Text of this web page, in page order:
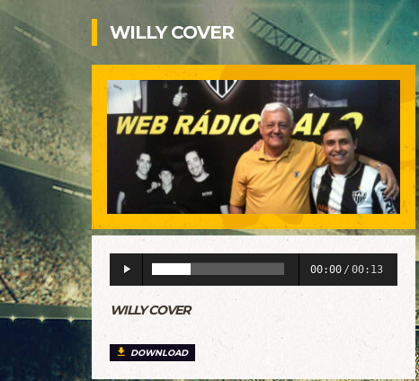
WILLY COVER
00:00 /00:13
WILLY COVER
DOWNLOAD